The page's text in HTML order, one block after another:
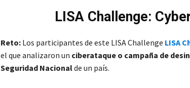
LISA Challenge:
Reto: Los participantes de este LISA Challenge LISA
el que analizaron un ciberataque o campaña de
Seguridad Nacionalde un país.